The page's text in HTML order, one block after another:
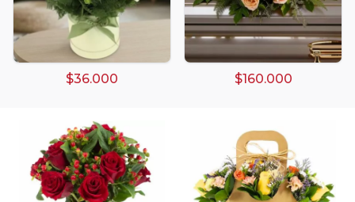
$36.000 $160.000
Arreglos florales amarillos
Arreglos florales de color rojo
Arreglos Florales de Cumpleaños
Arreglos florales en tono blanco
Arreglos florales en tono lila